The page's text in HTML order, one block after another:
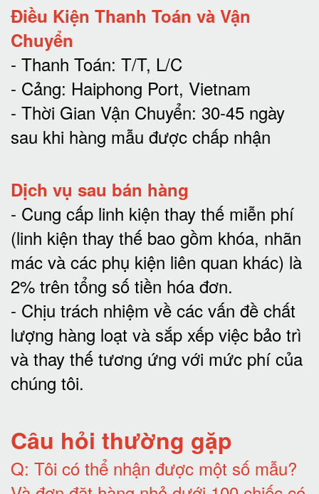
Điều Kiện Thanh Toán và Vận
Chuyển
- Thanh Toán: T/T, L/C
- Cảng: Haiphong Port, Vietnam
- Thời Gian Vận Chuyển: 30-45 ngày
sau khi hàng mẫu được chấp nhận
Dịch vụ sau bán hàng
- Cung cấp linh kiện thay thế miễn phí
(linh kiện thay thế bao gồm khóa, nhãn
mác và các phụ kiện liên quan khác) là
2% trên tổng số tiền hóa đơn.
- Chịu trách nhiệm về các vấn đề chất
lượng hàng loạt và sắp xếp việc bảo trì
và thay thế tương ứng với mức phí của
chúng tôi.
Câu hỏi thường gặp
Q: Tôi có thể nhận được một số mẫu?